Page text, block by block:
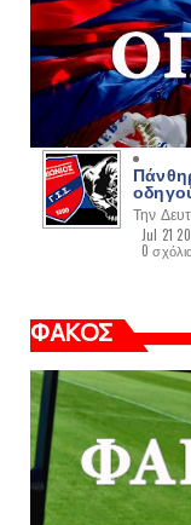
Την
Jul 21
0
ΦΑΚΟΣ